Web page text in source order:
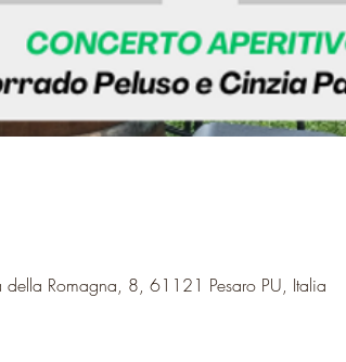
della Romagna, 8, 61121 Pesaro PU, Italia